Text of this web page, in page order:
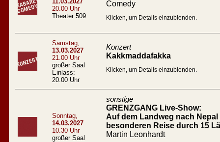
20.00 Uhr
Theater 509
Comedy
Klicken, um Details einzublenden.
Samstag,
13.03.2027
21.00 Uhr
großer Saal
Einlass:
20.00 Uhr
Konzert
Kakkmaddafakka
Klicken, um Details einzublenden.
Sonntag,
14.03.2027
10.30 Uhr
großer Saal
sonstige
GRENZGANG Live-Show:
Auf dem Landweg nach
besonderen Reise durch 15
Martin Leonhardt